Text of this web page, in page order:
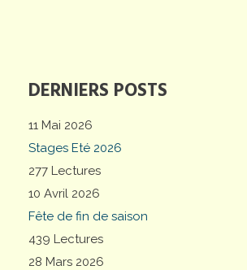
DERNIERS POSTS
11 Mai 2026
Stages Eté 2026
277 Lectures
10 Avril 2026
Fête de fin de saison
439 Lectures
28 Mars 2026